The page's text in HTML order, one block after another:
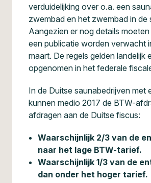
verduidelijking over o.a. een
zwembad en het zwembad in de
Aangezien er nog details
een publicatie worden verwacht
maart. De regels gelden landelijk
opgenomen in het federale
In de Duitse saunabedrijven met
kunnen medio 2017 de BTW-
afdragen aan de Duitse fiscus:
Waarschijnlijk 2/3 van de
naar het lage BTW-tarief.
Waarschijnlijk 1/3 van de
dan onder het hoger tarief.